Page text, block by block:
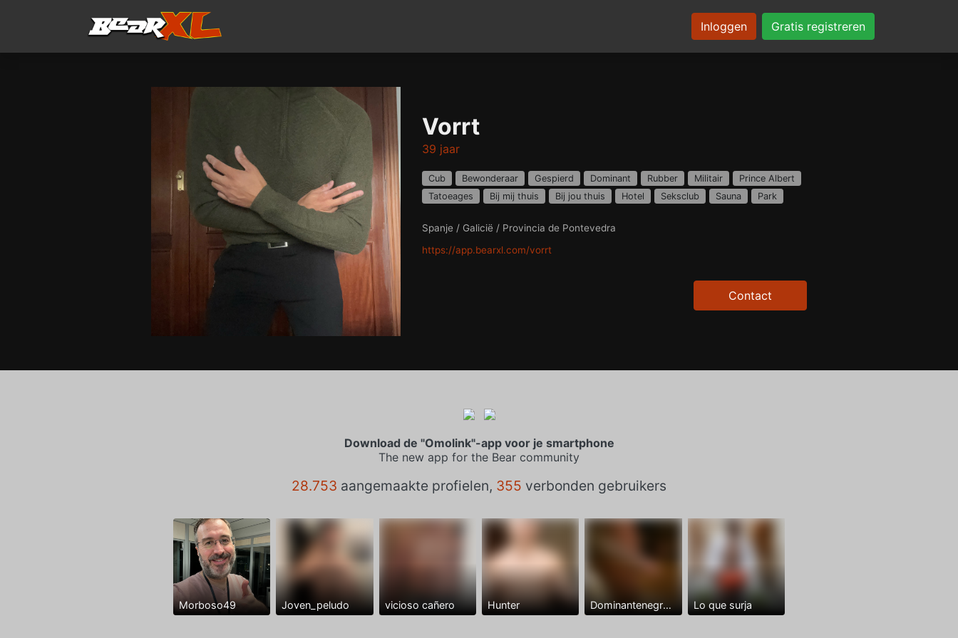
Inloggen Gratis registreren
Vorrt
39 jaar
Cub Bewonderaar Gespierd Dominant Rubber Militair
Prince Albert
Tatoeages
Bij mij thuis Bij jou thuis Hotel Seksclub Sauna Park
Spanje / Galicië / Provincia de Pontevedra
https://app.bearxl.com/vorrt
Contact
Download de "Omolink"-app voor je smartphone
The new app for the Bear community
28.753 aangemaakte profielen, 355 verbonden gebruikers
Morboso49 Joven_peludo vicioso cañero Hunter Dominantenegro ya Lo que surja